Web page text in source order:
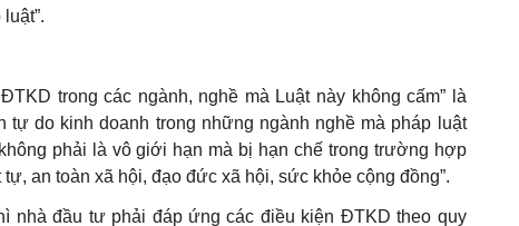
trong các ngành, nghề mà Luật này không cấm” là
do kinh doanh trong những ngành nghề mà pháp luật
phải là vô giới hạn mà bị hạn chế trong trường hợp
an toàn xã hội, đạo đức xã hội, sức khỏe cộng đồng”.
nhà đầu tư phải đáp ứng các điều kiện ĐTKD theo quy